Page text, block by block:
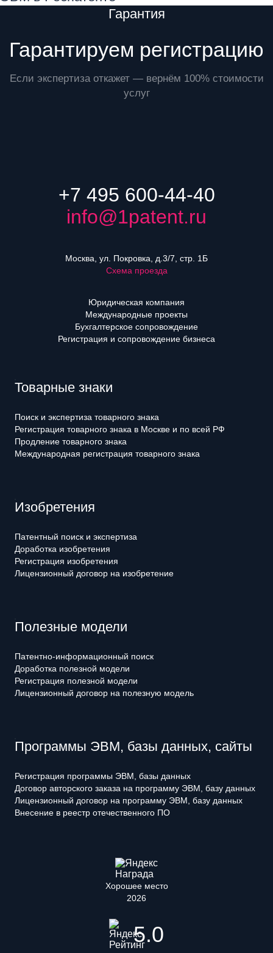
Гарантия
Гарантируем регистрацию
Если экспертиза откажет — вернём 100% стоимости
услуг
+7 495 600-44-40
info@1patent.ru
Москва, ул. Покровка, д.3/7, стр. 1Б
Схема проезда
Юридическая компания
Международные проекты
Бухгалтерское сопровождение
Регистрация и сопровождение бизнеса
Товарные знаки
Поиск и экспертиза товарного знака
Регистрация товарного знака в Москве и по всей РФ
Продление товарного знака
Международная регистрация товарного знака
Изобретения
Патентный поиск и экспертиза
Доработка изобретения
Регистрация изобретения
Лицензионный договор на изобретение
Полезные модели
Патентно-информационный поиск
Доработка полезной модели
Регистрация полезной модели
Лицензионный договор на полезную модель
Программы ЭВМ, базы данных, сайты
Регистрация программы ЭВМ, базы данных
Договор авторского заказа на программу ЭВМ, базу данных
Лицензионный договор на программу ЭВМ, базу данных
Внесение в реестр отечественного ПО
Хорошее место
2026
5.0